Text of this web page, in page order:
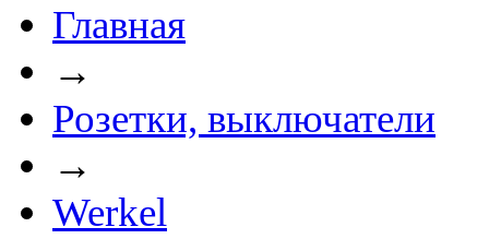
Главная
→
Розетки, выключатели
→
Werkel